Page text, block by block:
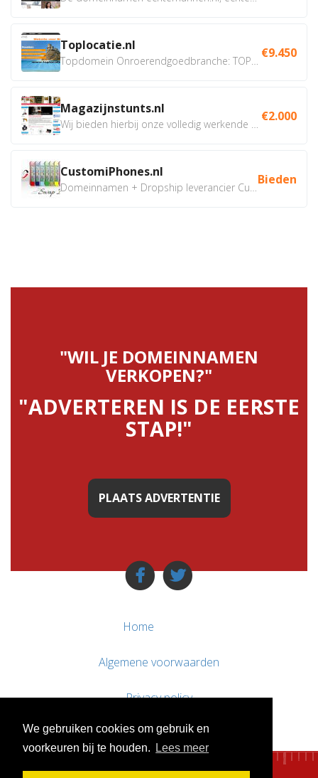
We gebruiken cookies om gebruik en
voorkeuren bij te houden.
Lees meer
Toplocatie.nl €9.450
Magazijnstunts.nl €2.000
CustomiPhones.nl Bieden
"WIL JE DOMEINNAMEN
VERKOPEN?"
"ADVERTEREN IS DE EERSTE
STAP!"
PLAATS ADVERTENTIE
Home
Algemene voorwaarden
Privacy policy
Contact / Support